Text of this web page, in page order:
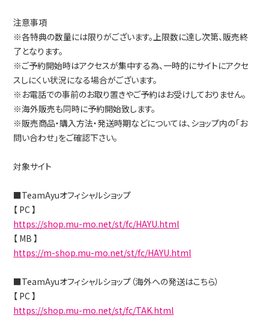
注意事項
※各特典の数量には限りがございます。上限数に達し次第、販売終
了となります。
※ご予約開始時はアクセスが集中する為、一時的にサイトにアクセ
スしにくい状況になる場合がございます。
※お電話での事前のお取り置きやご予約はお受けしておりません。
※海外販売も同時に予約開始致します。
※販売商品・購入方法・発送時期などについては、ショップ内の「お
問い合わせ」をご確認下さい。
対象サイト
■TeamAyuオフィシャルショップ
【 PC 】
https://shop.mu-mo.net/st/fc/HAYU.html
【 MB 】
https://m-shop.mu-mo.net/st/fc/HAYU.html
■TeamAyuオフィシャルショップ（海外への発送はこちら）
【 PC 】
https://shop.mu-mo.net/st/fc/TAK.html